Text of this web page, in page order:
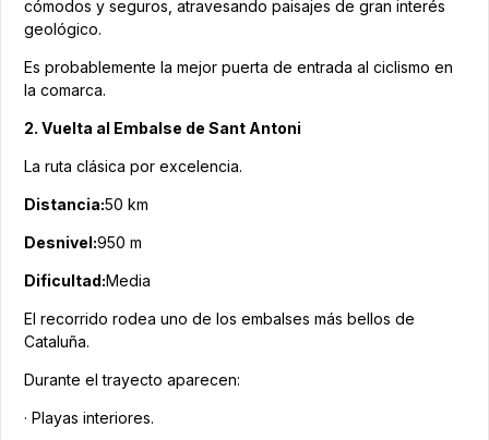
cómodos y seguros, atravesando paisajes de gran interés
geológico.
Es probablemente la mejor puerta de entrada al ciclismo en
la comarca.
2. Vuelta al Embalse de Sant Antoni
La ruta clásica por excelencia.
Distancia:50 km
Desnivel:950 m
Dificultad:Media
El recorrido rodea uno de los embalses más bellos de
Cataluña.
Durante el trayecto aparecen:
· Playas interiores.